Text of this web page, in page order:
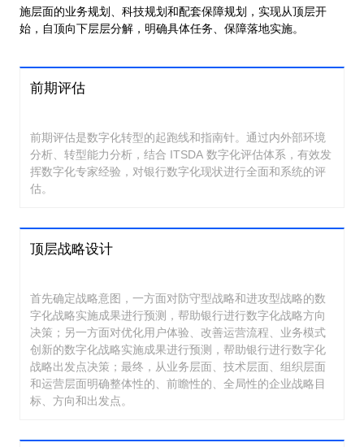
施层面的业务规划、科技规划和配套保障规划，实现从顶层开
始，自顶向下层层分解，明确具体任务、保障落地实施。
前期评估
前期评估是数字化转型的起跑线和指南针。通过内外部环境
分析、转型能力分析，结合 ITSDA 数字化评估体系，有效发
挥数字化专家经验，对银行数字化现状进行全面和系统的评
估。
顶层战略设计
首先确定战略意图，一方面对防守型战略和进攻型战略的数
字化战略实施成果进行预测，帮助银行进行数字化战略方向
决策；另一方面对优化用户体验、改善运营流程、业务模式
创新的数字化战略实施成果进行预测，帮助银行进行数字化
战略出发点决策；最终，从业务层面、技术层面、组织层面
和运营层面明确整体性的、前瞻性的、全局性的企业战略目
标、方向和出发点。